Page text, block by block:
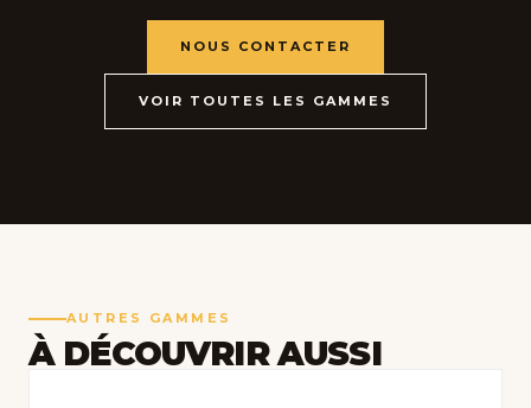
NOUS CONTACTER
VOIR TOUTES LES GAMMES
AUTRES GAMMES
À DÉCOUVRIR AUSSI